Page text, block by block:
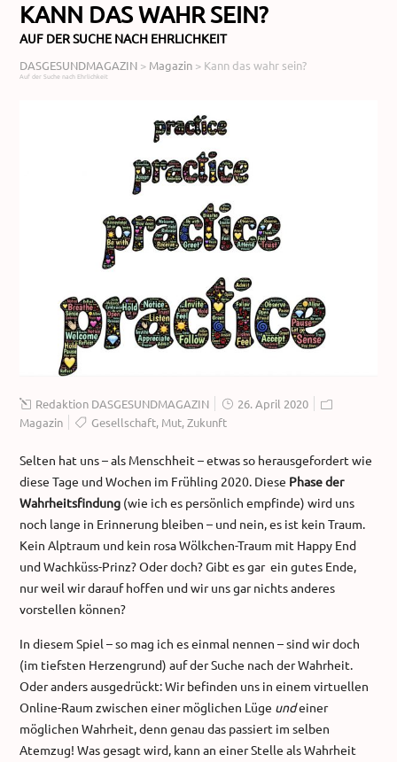
KANN DAS WAHR SEIN?
AUF DER SUCHE NACH EHRLICHKEIT
DASGESUNDMAGAZIN > Magazin > Kann das wahr sein?
Auf der Suche nach Ehrlichkeit
Redaktion DASGESUNDMAGAZIN
26. April 2020
Magazin
Gesellschaft, Mut,Zukunft
Selten hat uns – als Menschheit – etwas so herausgefordert wie
diese Tage und Wochen im Frühling 2020. Diese Phase der
Wahrheitsfindung (wie ich es persönlich empfinde) wird uns
noch lange in Erinnerung bleiben – und nein, es ist kein Traum.
Kein Alptraum und kein rosa Wölkchen-Traum mit Happy End
und Wachküss-Prinz? Oder doch? Gibt es gar ein gutes Ende,
nur weil wir darauf hoffen und wir uns gar nichts anderes
vorstellen können?
In diesem Spiel – so mag ich es einmal nennen – sind wir doch
(im tiefsten Herzengrund) auf der Suche nach der Wahrheit.
Oder anders ausgedrückt: Wir befinden uns in einem virtuellen
Online-Raum zwischen einer möglichen Lüge undeiner
möglichen Wahrheit, denn genau das passiert im selben
Atemzug! Was gesagt wird, kann an einer Stelle als Wahrheit